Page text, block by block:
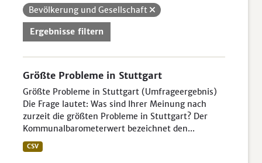
Bevölkerung und Gesellschaft
Ergebnisse filtern
Größte Probleme in Stuttgart
Größte Probleme in Stuttgart (Umfrageergebnis)
Die Frage lautet: Was sind Ihrer Meinung nach
zurzeit die größten Probleme in Stuttgart? Der
Kommunalbarometerwert bezeichnet den...
CSV